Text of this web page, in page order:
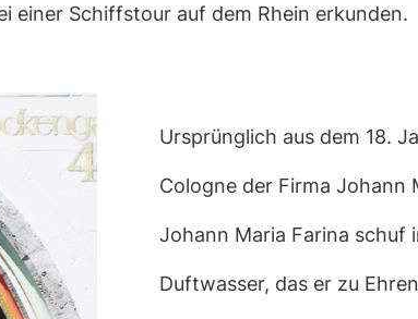
einer Schiffstour auf dem Rhein erkunden.
Ursprünglich aus dem 18.
Cologne der Firma Johann
Johann Maria Farina schuf
Duftwasser, das er zu